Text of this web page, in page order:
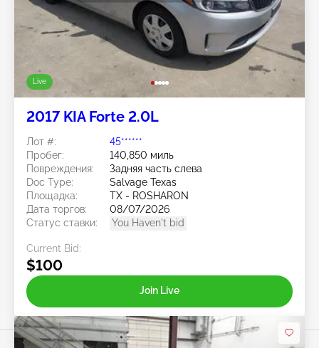
Live
2017 KIA Forte 2.0L
Лот #:
45******
Пробег:
140,850 миль
Повреждения:
Задняя часть слева
Doc Type:
Salvage Texas
Площадка:
TX - ROSHARON
Дата торгов:
08/07/2026
Статус ставки:
You Haven't bid
Current Bid:
$100
Join Live